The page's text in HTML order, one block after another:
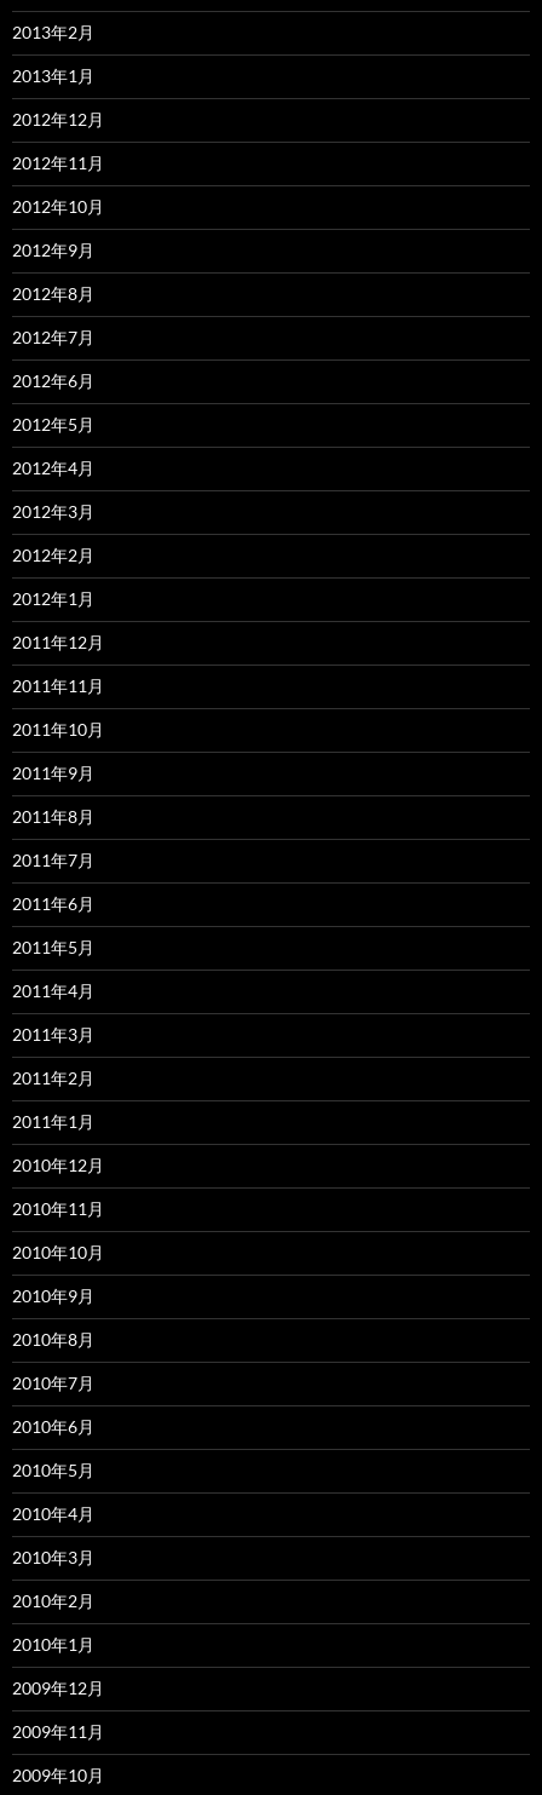
2013年2月
2013年1月
2012年12月
2012年11月
2012年10月
2012年9月
2012年8月
2012年7月
2012年6月
2012年5月
2012年4月
2012年3月
2012年2月
2012年1月
2011年12月
2011年11月
2011年10月
2011年9月
2011年8月
2011年7月
2011年6月
2011年5月
2011年4月
2011年3月
2011年2月
2011年1月
2010年12月
2010年11月
2010年10月
2010年9月
2010年8月
2010年7月
2010年6月
2010年5月
2010年4月
2010年3月
2010年2月
2010年1月
2009年12月
2009年11月
2009年10月